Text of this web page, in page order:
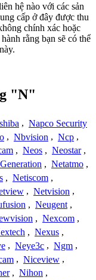
hệ nào với các sản
cấp ở đây được thu
chính xác hoặc
rằng bạn sẽ có thể
"N"
, Napco Security
, Nbvision , Ncp ,
, Neos , Neostar ,
, Netatmo ,
, Netiscom ,
, Netvision ,
, Neugent ,
, Nexcom ,
, Nexus ,
, Neye3c , Ngm ,
, Niceview ,
, Nihon ,